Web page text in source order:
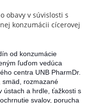
obavy v súvislosti s
konzumácii cícerovej
od konzumácie
ľuďom vedúca
centra UNB PharmDr.
smäd, rozmazané
ústach a hrdle, ťažkosti s
svalov, porucha